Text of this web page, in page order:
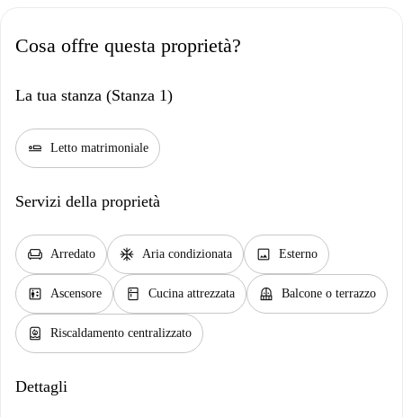
Cosa offre questa proprietà?
La tua stanza (Stanza 1)
airline_seat_flat Letto matrimoniale
Servizi della proprietà
chair Arredato ac_unit Aria condizionata image Esterno
elevator Ascensore kitchen Cucina attrezzata balcony Balcone o terrazzo
water_heater Riscaldamento centralizzato
Dettagli